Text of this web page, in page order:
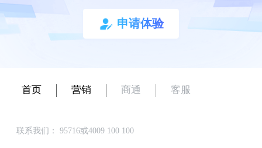
申请体验
首页 营销 商通 客服
联系我们：95716或4009 100 100